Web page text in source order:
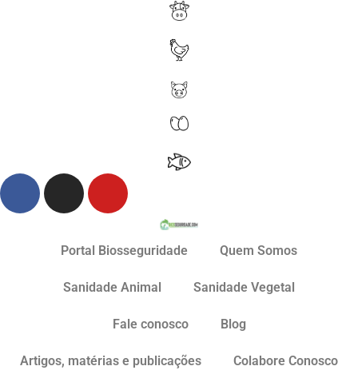
Portal Biosseguridade Quem Somos
Sanidade Animal Sanidade Vegetal
Fale conosco Blog
Artigos, matérias e publicações Colabore Conosco